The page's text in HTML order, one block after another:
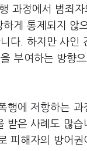
과정에서 범죄
게 통제되지 않
다. 하지만 사
부여하는 방향
행에 저항하는
받은 사례도 많
피해자의 방어